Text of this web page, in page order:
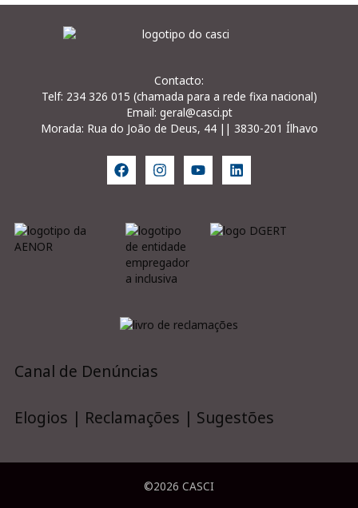
Contacto:
Telf: 234 326 015 (chamada para a rede fixa nacional)
Email: geral@casci.pt
Morada: Rua do João de Deus, 44 || 3830-201 Ílhavo
Canal de Denúncias
Elogios | Reclamações | Sugestões
©2026 CASCI